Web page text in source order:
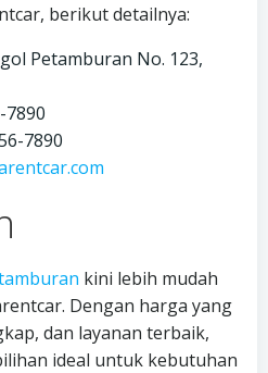
berikut detailnya:
Petamburan No. 123,
7890
7890
kini lebih mudah
Dengan harga yang
dan layanan terbaik,
ideal untuk kebutuhan